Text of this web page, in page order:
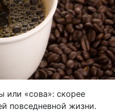
или «сова»: скорее
повседневной жизни.